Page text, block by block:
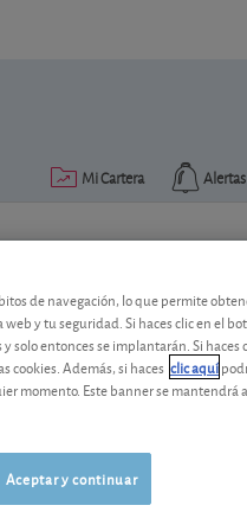
Alertas
Mi Cartera
: Glosario básico
en renta fija, es
se utiliza en el
explicados de forma
de navegación, lo que permite
y tu seguridad. Si haces clic en el
solo entonces se implantarán. Si haces
cookies. Además, si haces clic aquí
momento. Este banner se mantendrá
Aceptar y continuar